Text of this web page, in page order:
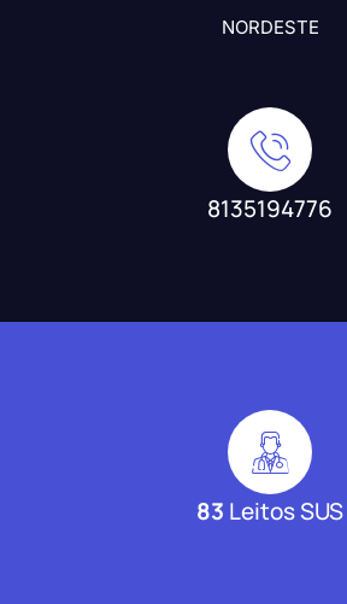
NORDESTE
8135194776
83 Leitos SUS